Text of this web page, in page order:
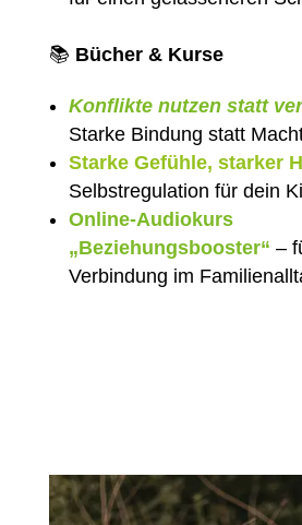
📚 Bücher & Kurse
Konflikte nutzen statt
Starke Bindung statt
Starke Gefühle, starker
Selbstregulation für dein
Online-Audiokurs
„Beziehungsbooster“ –
Verbindung im